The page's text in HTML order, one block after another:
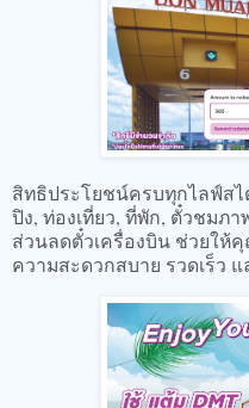
สิทธิประโยชน์ครบทุกไลฟ์สไ
ปิง, ท่องเที่ยว, ที่พัก, ตั๋วชมภ
ส่วนลดตั๋วเครื่องบิน ช่วยให้
ความสะดวกสบาย รวดเร็ว